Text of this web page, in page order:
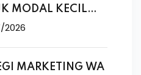
MODAL KECIL
MARKETING WA